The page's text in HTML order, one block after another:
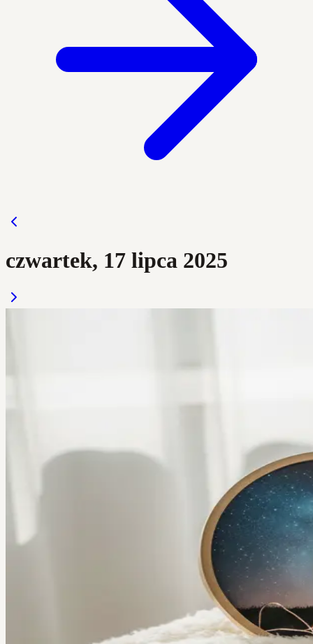
czwartek, 17 lipca 2025